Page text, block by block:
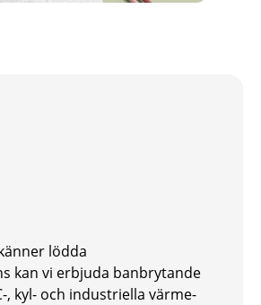
lödda
kan vi erbjuda banbrytande
kyl- och industriella värme-